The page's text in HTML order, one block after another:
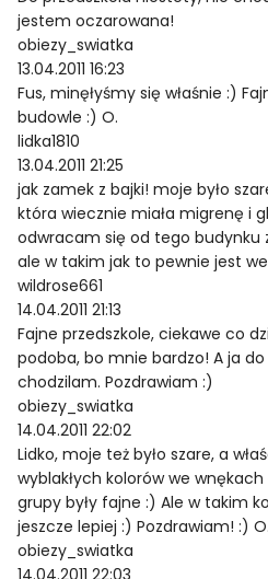
jestem oczarowana!
obiezy_swiatka
13.04.2011 16:23
Fus, minęłyśmy się właśnie :)
budowle :) O.
lidka1810
13.04.2011 21:25
jak zamek z bajki! moje było
która wiecznie miała migrenę i
odwracam się od tego budynku
ale w takim jak to pewnie jest
wildrose661
14.04.2011 21:13
Fajne przedszkole, ciekawe co
podoba, bo mnie bardzo! A ja
chodzilam. Pozdrawiam :)
obiezy_swiatka
14.04.2011 22:02
Lidko, moje też było szare, a
wyblakłych kolorów we
grupy były fajne :) Ale w takim
jeszcze lepiej :) Pozdrawiam! :) O.
obiezy_swiatka